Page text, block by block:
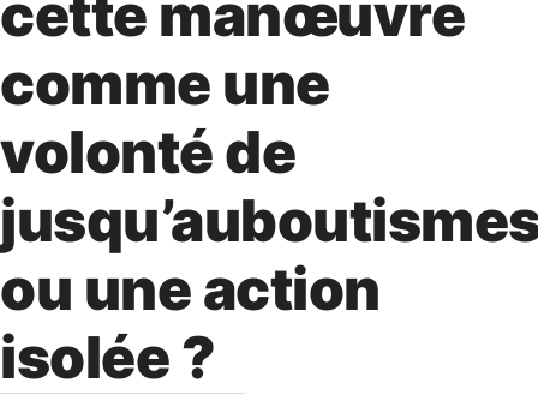
cette manœuvre
comme une
volonté de
ou une action
isolée ?